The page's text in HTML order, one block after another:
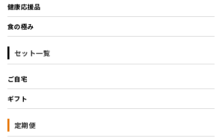
健康応援品
食の極み
セット一覧
ご自宅
ギフト
定期便